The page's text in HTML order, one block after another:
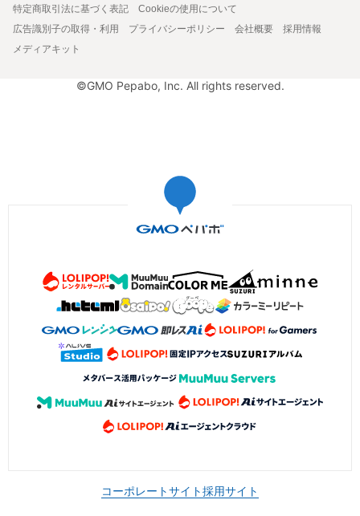
特定商取引法に基づく表記
Cookieの使用について
広告識別子の取得・利用
プライバシーポリシー 会社概要
採用情報
メディアキット
©GMO Pepabo, Inc. All rights reserved.
コーポレートサイト採用サイト